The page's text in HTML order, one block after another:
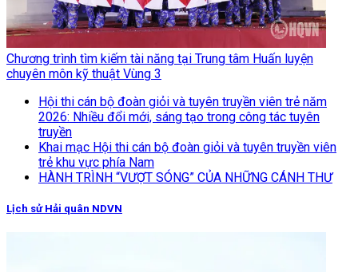
Chương trình tìm kiếm tài năng tại Trung tâm Huấn luyện
chuyên môn kỹ thuật Vùng 3
Hội thi cán bộ đoàn giỏi và tuyên truyền viên trẻ năm
2026: Nhiều đổi mới, sáng tạo trong công tác tuyên
truyền
Khai mạc Hội thi cán bộ đoàn giỏi và tuyên truyền viên
trẻ khu vực phía Nam
HÀNH TRÌNH “VƯỢT SÓNG” CỦA NHỮNG CÁNH THƯ
Lịch sử Hải quân NDVN